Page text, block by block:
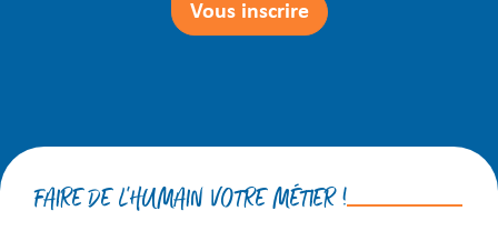
Vous inscrire
FAIRE DE L'HUMAIN VOTRE MÉTIER !